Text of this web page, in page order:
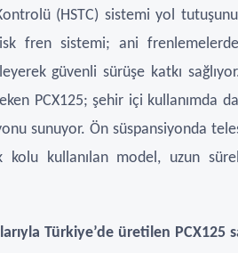
(HSTC) sistemi yol
fren sistemi; ani
güvenli sürüşe katkı
PCX125; şehir içi kullanımda
sunuyor. Ön süspansiyonda
kolu kullanılan model, uzun
Türkiye’de üretilen PCX125